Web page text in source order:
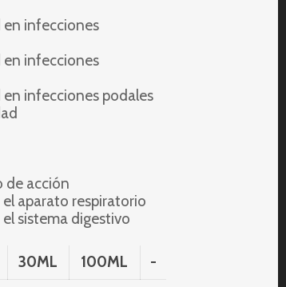
en infecciones
en infecciones
infecciones podales
de acción
aparato respiratorio
sistema digestivo
30ML 100ML -